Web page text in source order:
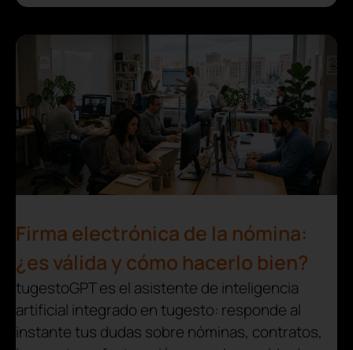
Firma electrónica de la nómina:
¿es válida y cómo hacerlo bien?
tugestoGPT es el asistente de inteligencia
artificial integrado en tugesto: responde al
instante tus dudas sobre nóminas, contratos,